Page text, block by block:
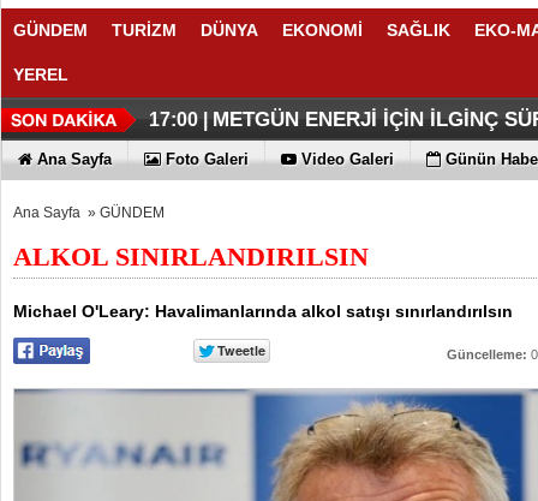
GÜNDEM TURİZM DÜNYA EKONOMİ SAĞLIK EKO-
YEREL
17:11 |O ANLAŞMADA NELER VAR
17:08 |O TAHMİNDE YÜKSELME VAR
17:00 | METGÜN ENERJİ İÇİN İLGİNÇ
12:17 |THY REKOR KIRMAYI SEVİYOR
12:02 |ÖZEL FİYATLARLA GELDİLER
11:56 |İŞTE HONOR MAGIC V6
11:53 |TECNO'DA YENİLİKLER VAR
Ana Sayfa Foto Galeri Video Galeri Günün
Ana Sayfa » GÜNDEM
ALKOL SINIRLANDIRILSIN
Michael O'Leary: Havalimanlarında alkol satışı sınırlandırılsın
Güncelleme: